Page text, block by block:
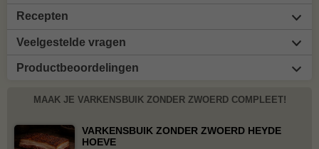
Recepten
Veelgestelde vragen
Productbeoordelingen
MAAK JE VARKENSBUIK ZONDER ZWOERD COMPLEET!
VARKENSBUIK ZONDER ZWOERD HEYDE
HOEVE